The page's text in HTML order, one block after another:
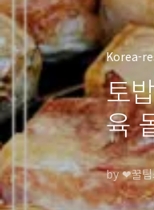
Korea-
토
육
by ❤꿀